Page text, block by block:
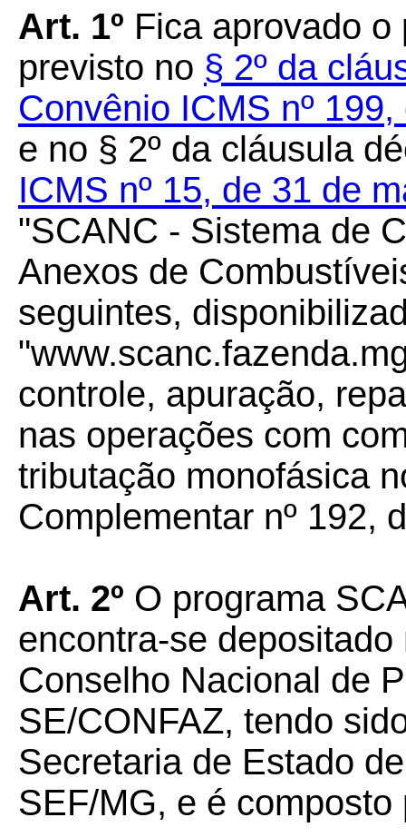
Art. 1º Fica aprovado
previsto no § 2º da
Convênio ICMS nº
e no § 2º da cláusula
ICMS nº 15, de 31 de
"SCANC - Sistema de
Anexos de
seguintes,
controle, apuração,
nas operações com
tributação monofásica
Complementar nº 192,
Art. 2º O programa
encontra-se
Conselho Nacional de
SE/CONFAZ, tendo
Secretaria de Estado
SEF/MG, e é